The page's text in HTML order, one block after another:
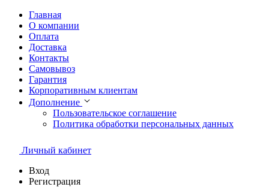
Главная
О компании
Оплата
Доставка
Контакты
Самовывоз
Гарантия
Корпоративным клиентам
Дополнение
Пользовательское соглашение
Политика обработки персональных данных
Личный кабинет
Вход
Регистрация